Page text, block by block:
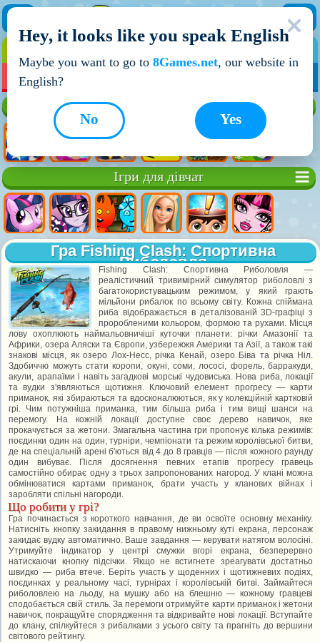
НОВІ ІГРИ
Ігри для дівчат
Гра Fishing Clash: Спортивна
Риболовля
Fishing Clash: Спортивна Риболовля —
реалістичний тривимірний симулятор риболовлі з
багатокористувацьким режимом, у який грають
мільйони рибалок по всьому світу. Кожна спіймана
риба відображається в деталізованій 3D-графіці з
проробленими кольором, формою та рухами. Місця
лову охоплюють наймальовничіші куточки планети: річки Амазонії та
Африки, озера Аляски та Європи, узбережжя Америки та Азії, а також такі
знакові місця, як озеро Лох-Несс, річка Кенай, озеро Біва та річка Ніл.
Здобиччю можуть стати коропи, окуні, соми, лососі, форель, барракуди,
акули, арапаїми і навіть загадкові морські чудовиська. Нова риба, локації
та вудки з'являються щотижня. Ключовий елемент прогресу — карти
приманок, які збираються та вдосконалюються, як у колекційній картковій
грі. Чим потужніша приманка, тим більша риба і тим вищі шанси на
перемогу. На кожній локації доступне своє дерево навичок, яке
прокачується за жетони. Змагальна частина гри пропонує кілька режимів:
поєдинки один на один, турніри, чемпіонати та режим королівської битви,
де на спеціальній арені б'ються від 4 до 8 гравців — після кожного раунду
один вибуває. Після досягнення певних етапів прогресу гравець
самостійно обирає одну з трьох запропонованих нагород. У клані можна
обмінюватися картами приманок, брати участь у кланових війнах і
заробляти спільні нагороди.
Що робити у грі?
Гра починається з короткого навчання, де ви освоїте основну механіку.
Натисніть кнопку закидання в правому нижньому куті екрана, персонаж
закидає вудку автоматично. Ваше завдання — керувати натягом волосіні.
Утримуйте індикатор у центрі смужки вгорі екрана, безперервно
натискаючи кнопку підсічки. Якщо не встигнете зреагувати достатньо
швидко — риба втече. Беріть участь у щоденних і щотижневих подіях,
поєдинках у реальному часі, турнірах і королівській битві. Займайтеся
риболовлею на льоду, на мушку або на блешню — кожному гравцеві
сподобається свій стиль. За перемоги отримуйте карти приманок і жетони
навичок, покращуйте спорядження та відкривайте нові локації. Вступайте
до клану, спілкуйтеся з рибалками з усього світу та прагніть до вершини
світового рейтингу.
Hey, it looks like you speak English
Maybe you want to go to 8Games.net, our website in
English?
Yes
No